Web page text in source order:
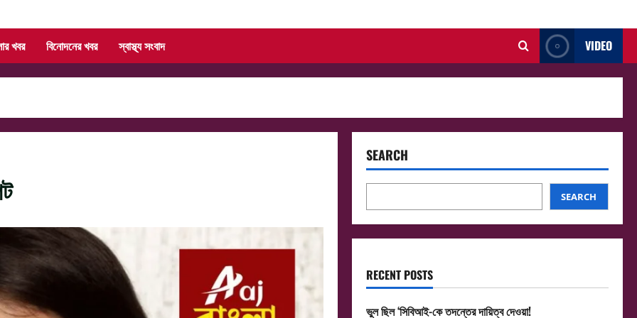
খবর বিনোদনের খবর স্বাস্থ্য সংবাদ VIDEO
SEARCH
SEARCH
RECENT POSTS
ভুল ছিল ‘সিবিআই-কে তদন্তের দায়িত্ব দেওয়া!